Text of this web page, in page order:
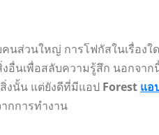
ส่วนใหญ่ การโฟกัสในเรื่องใ
อื่นเพื่อสลับความรู้สึก นอกจาก
งนั้น แต่ยังดีที่มีแอป Forest แอ
กการทำงาน